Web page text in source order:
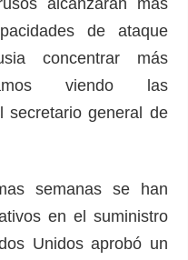
de ataque
concentrar más
viendo las
secretario general de
semanas se han
en el suministro
Unidos aprobó un